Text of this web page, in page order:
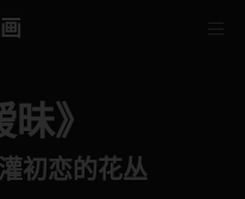
昧》
初恋的花丛